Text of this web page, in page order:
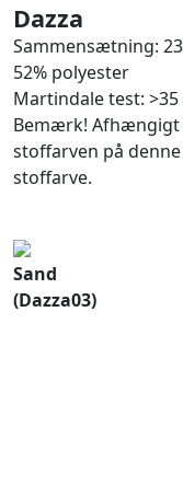
Dazza
Sammensætning:
52% polyester
Martindale test:
Bemærk!
stoffarven på
stoffarve.
Sand
(Dazza03)